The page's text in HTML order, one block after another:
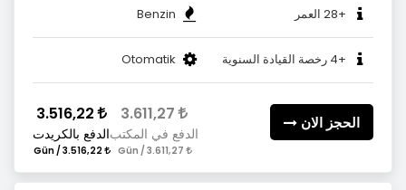
Benzin +28 العمر
Otomatik +4 رخصة القيادة السنوية
3.611,27
الدفع في المكتب
3.516,22
الدفع بالكريدت
3.516,22 / Gün
الحجز الان